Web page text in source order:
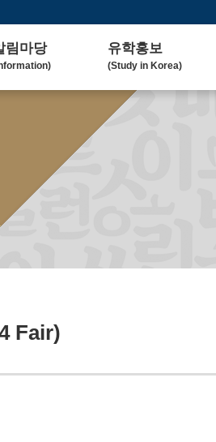
림마당
론보도
Coverage)
유학홍보
(Study in Korea)
대학(원)소개
(Korean University)
(2023 Fair)
Fair)